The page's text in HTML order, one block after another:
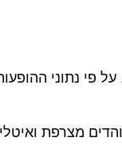
ההופעות
בהוצאות. אוהדים